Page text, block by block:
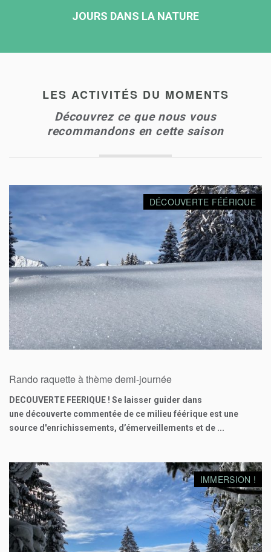
JOURS DANS LA NATURE
LES ACTIVITÉS DU MOMENTS
Découvrez ce que nous vous
recommandons en cette saison
DÉCOUVERTE FÉÉRIQUE
25€
Rando raquette à thème demi-journée
DECOUVERTE FEERIQUE ! Se laisser guider dans
une découverte commentée de ce milieu féérique est une
source d'enrichissements, d’émerveillements et de ...
IMMERSION !